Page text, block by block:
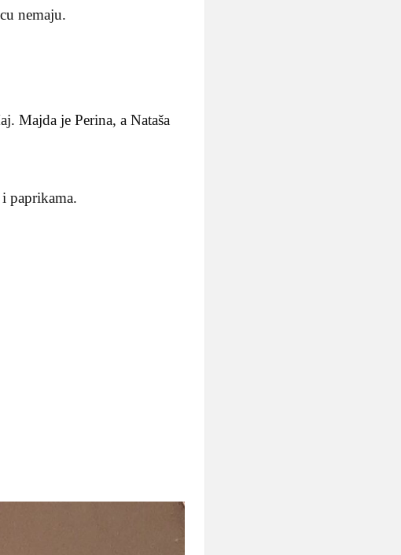
nemaju.
Majda je Perina, a Nataša
paprikama.